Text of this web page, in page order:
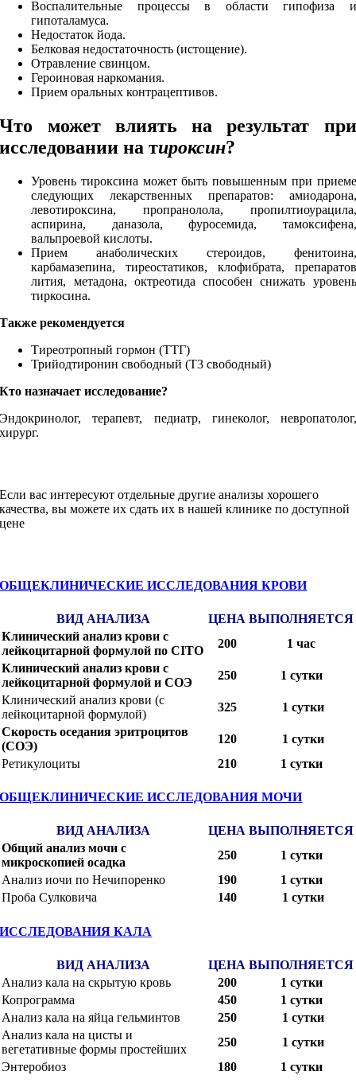
Воспалительные процессы в области гипофиза и
гипоталамуса.
Недостаток йода.
Белковая недостаточность (истощение).
Отравление свинцом.
Героиновая наркомания.
Прием оральных контрацептивов.
Что может влиять на результат при
исследованиина тироксин?
Уровень тироксина может быть повышенным при приеме
следующих лекарственных препаратов: амиодарона,
левотироксина, пропранолола, пропилтиоурацила,
аспирина, даназола, фуросемида, тамоксифена,
вальпроевой кислоты.
Прием анаболических стероидов, фенитоина,
карбамазепина, тиреостатиков, клофибрата, препаратов
лития, метадона, октреотида способен снижать уровень
тиркосина.
Также рекомендуется
Тиреотропный гормон (ТТГ)
Трийодтиронин свободный (Т3 свободный)
Кто назначает исследование?
Эндокринолог, терапевт, педиатр, гинеколог, невропатолог,
хирург.
Если вас интересуют отдельные другие анализы хорошего
качества, вы можете их сдать их в нашей клинике по доступной
цене
ОБЩЕКЛИНИЧЕСКИЕ ИССЛЕДОВАНИЯ КРОВИ
ВИД АНАЛИЗА ЦЕНА ВЫПОЛНЯЕТСЯ
Клинический анализ крови с
лейкоцитарной формулой по CITO
200
1 час
Клинический анализ крови с
лейкоцитарной формулой и СОЭ
250
1 сутки
Клинический анализ крови (с
лейкоцитарной формулой)
325
1 сутки
Скорость оседания эритроцитов
(СОЭ)
120
1 сутки
Ретикулоциты
210 1 сутки
ОБЩЕКЛИНИЧЕСКИЕ ИССЛЕДОВАНИЯ МОЧИ
ВИД АНАЛИЗА ЦЕНА ВЫПОЛНЯЕТСЯ
Общий анализ мочи с
микроскопией осадка
250
1 сутки
Анализ иочи по Нечипоренко
190
1 сутки
Проба Сулковича
140 1 сутки
ИССЛЕДОВАНИЯ КАЛА
ВИД АНАЛИЗА ЦЕНА ВЫПОЛНЯЕТСЯ
Анализ кала на скрытую кровь
200
1 сутки
Копрограмма
450
1 сутки
Анализ кала на яйца гельминтов
250
1 сутки
Анализ кала на цисты и
вегетативные формы простейших
250
1 сутки
Энтеробиоз
180 1 сутки